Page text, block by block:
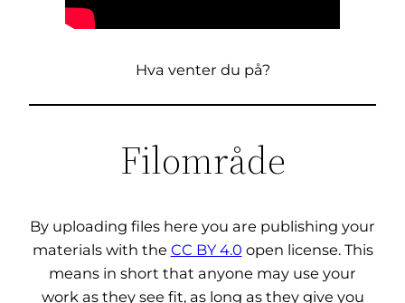
Hva venter du på?
Filområde
By uploading files here you are publishing your
materials with the CC BY 4.0 open license. This
means in short that anyone may use your
work as they see fit, as long as they give you